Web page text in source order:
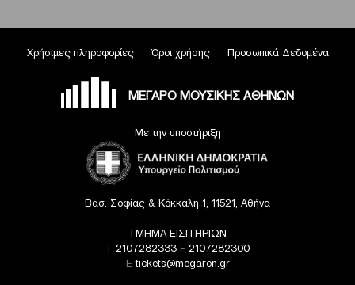
Χρήσιμες πληροφορίες Όροι χρήσης Προσωπικά Δεδομένα
ΜΕΓΑΡΟ ΜΟΥΣΙΚΗΣ ΑΘΗΝΩΝ
Με την υποστήριξη
Βασ. Σοφίας & Κόκκαλη 1, 11521, Αθήνα
ΤΜΗΜΑ ΕΙΣΙΤΗΡΙΩΝ
T 2107282333 F 2107282300
Etickets@megaron.gr